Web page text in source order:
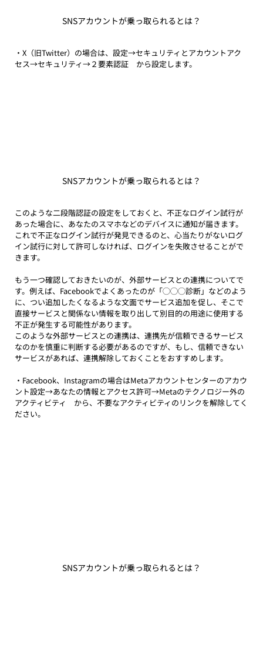
SNSアカウントが乗っ取られるとは？
・X（旧Twitter）の場合は、設定→セキュリティとアカウントアク
セス→セキュリティ→２要素認証　から設定します。
SNSアカウントが乗っ取られるとは？
このような二段階認証の設定をしておくと、不正なログイン試行が
あった場合に、あなたのスマホなどのデバイスに通知が届きます。
これで不正なログイン試行が発見できるのと、心当たりがないログ
イン試行に対して許可しなければ、ログインを失敗させることがで
きます。
もう一つ確認しておきたいのが、外部サービスとの連携についてで
す。例えば、Facebookでよくあったのが「◯◯◯診断」などのよう
に、つい追加したくなるような文面でサービス追加を促し、そこで
直接サービスと関係ない情報を取り出して別目的の用途に使用する
不正が発生する可能性があります。
このような外部サービスとの連携は、連携先が信頼できるサービス
なのかを慎重に判断する必要があるのですが、もし、信頼できない
サービスがあれば、連携解除しておくことをおすすめします。
・Facebook、Instagramの場合はMetaアカウントセンターのアカウ
ント設定→あなたの情報とアクセス許可→Metaのテクノロジー外の
アクティビティ　から、不要なアクティビティのリンクを解除してく
ださい。
SNSアカウントが乗っ取られるとは？